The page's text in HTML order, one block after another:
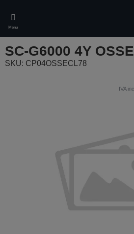
main
content
Menu
SC-G6000 4Y
SKU: CP04OSSECL78
IVA